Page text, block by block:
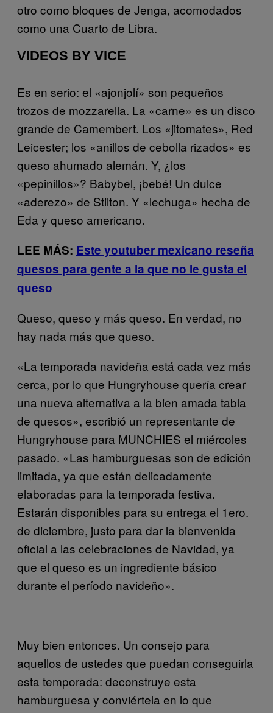
otro como bloques de Jenga, acomodados
como una Cuarto de Libra.
VIDEOS BY VICE
Es en serio: el «ajonjolí» son pequeños
trozos de mozzarella. La «carne» es un disco
grande de Camembert. Los «jitomates», Red
Leicester; los «anillos de cebolla rizados» es
queso ahumado alemán. Y, ¿los
«pepinillos»? Babybel, ¡bebé! Un dulce
«aderezo» de Stilton. Y «lechuga» hecha de
Eda y queso americano.
LEE MÁS: Este youtuber mexicano reseña
quesos para gente a la que no le gusta el
queso
Queso, queso y más queso. En verdad, no
hay nada más que queso.
«La temporada navideña está cada vez más
cerca, por lo que Hungryhouse quería crear
una nueva alternativa a la bien amada tabla
de quesos», escribió un representante de
Hungryhouse para MUNCHIES el miércoles
pasado. «Las hamburguesas son de edición
limitada, ya que están delicadamente
elaboradas para la temporada festiva.
Estarán disponibles para su entrega el 1ero.
de diciembre, justo para dar la bienvenida
oficial a las celebraciones de Navidad, ya
que el queso es un ingrediente básico
durante el período navideño».
Muy bien entonces. Un consejo para
aquellos de ustedes que puedan conseguirla
esta temporada: deconstruye esta
hamburguesa y conviértela en lo que